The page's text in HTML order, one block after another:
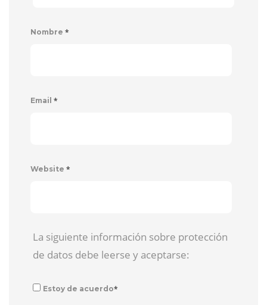
Nombre *
Email *
Website *
La siguiente información sobre protección
de datos debe leerse y aceptarse:
Estoy de acuerdo*